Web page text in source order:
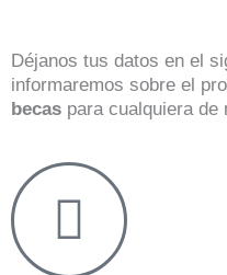
Déjanos tus datos en el
informaremos sobre el
becas para cualquiera de